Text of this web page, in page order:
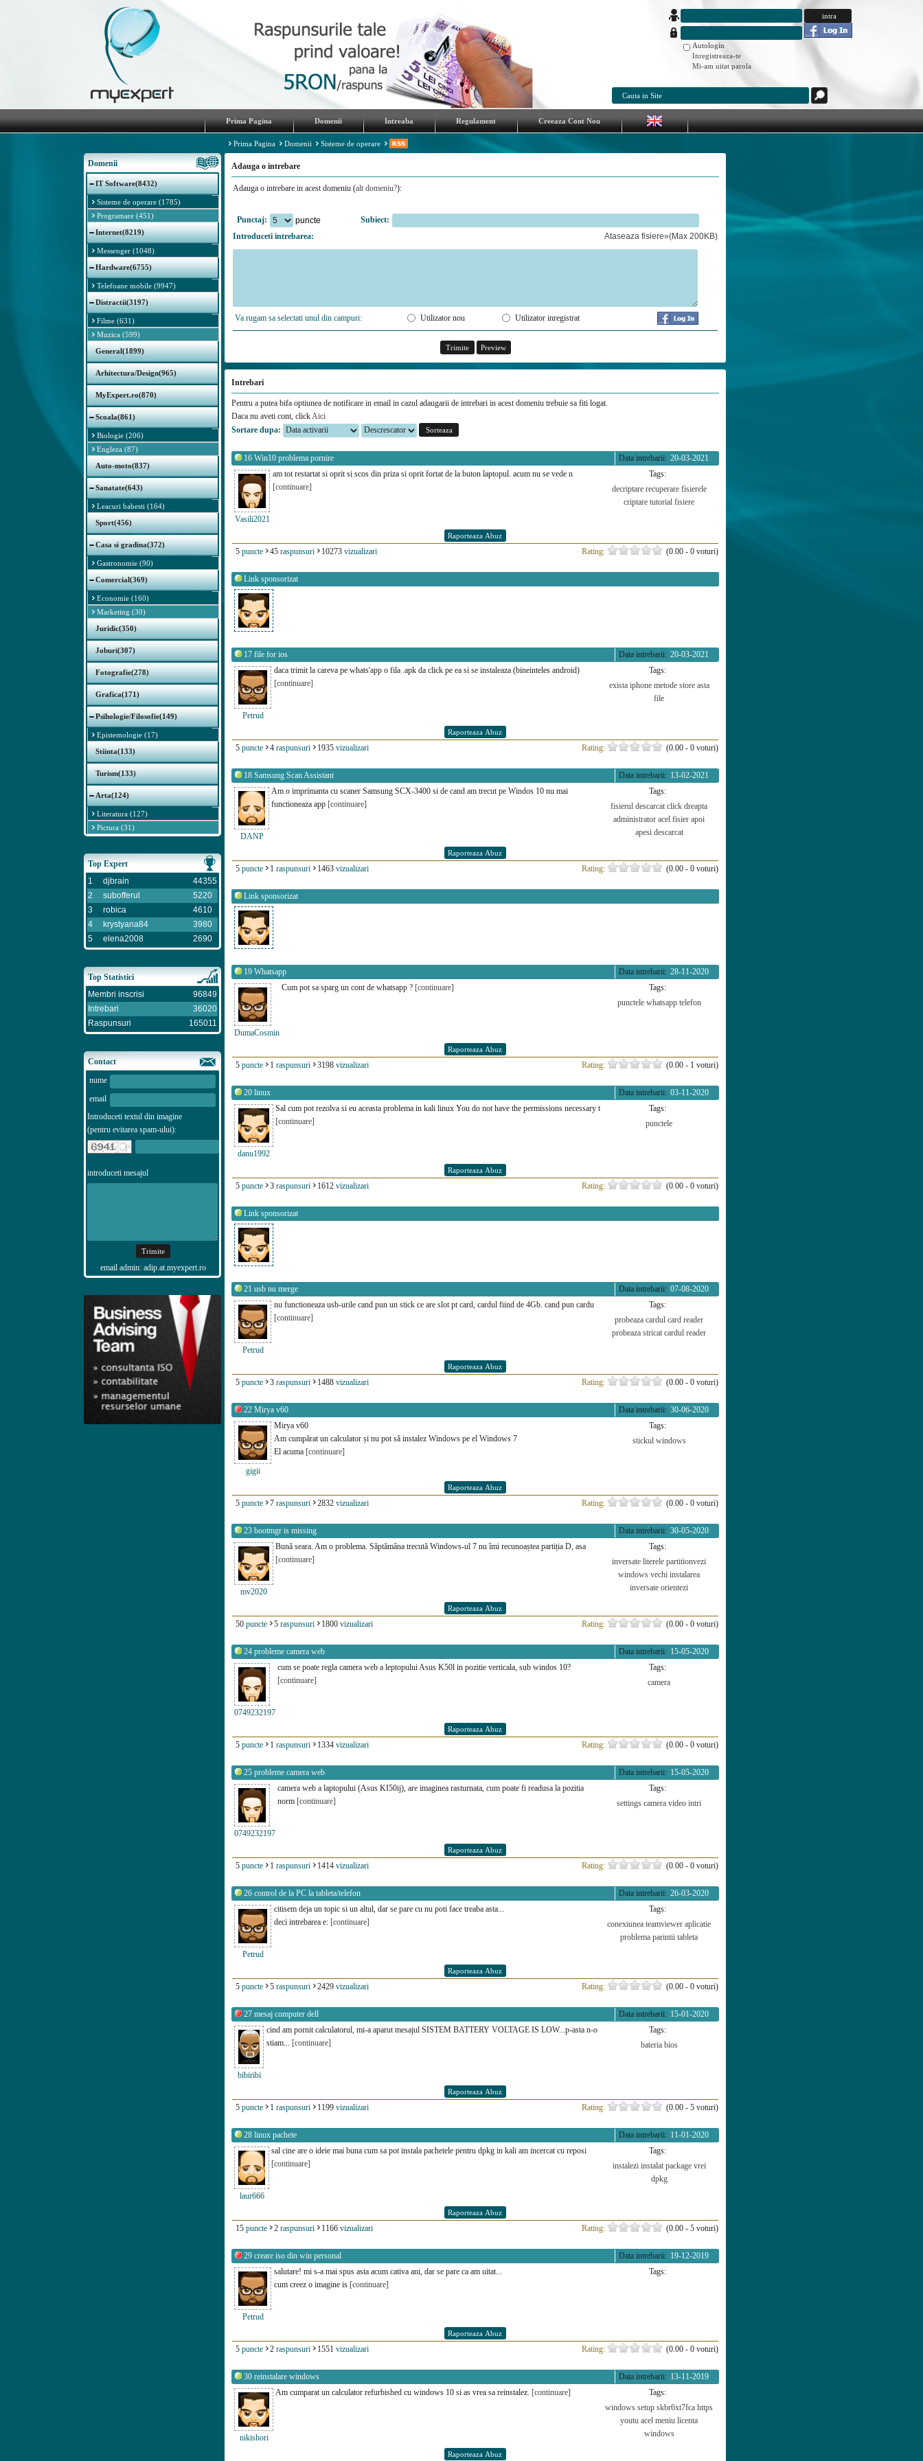
Autologin
Inregistreaza-te
Mi-am uitat parola
Prima Pagina Domenii Intreaba Regulament Creeaza Cont Nou
Domenii
IT Software(8432)
Sisteme de operare (1785)
Programare (451)
Internet(8219)
Messenger (1048)
Hardware(6755)
Telefoane mobile (9947)
Distractii(3197)
Filme (631)
Muzica (599)
General(1899)
Arhitectura/Design(965)
MyExpert.ro(870)
Scoala(861)
Biologie (206)
Engleza (87)
Auto-moto(837)
Sanatate(643)
Leacuri babesti (164)
Sport(456)
Casa si gradina(372)
Gastronomie (90)
Comercial(369)
Economie (160)
Marketing (30)
Juridic(350)
Joburi(307)
Fotografie(278)
Grafica(171)
Psihologie/Filosofie(149)
Epistemologie (17)
Stiinta(133)
Turism(133)
Arta(124)
Literatura (127)
Pictura (31)
Top Expert
1
djbrain
44355
2
subofferul
5220
3
robica
4610
4
krystyana84
3980
5
elena2008 2690
Top Statistici
Membri inscrisi
96849
Intrebari
36020
Raspunsuri
165011
Contact
nume
email
Introduceti textul din imagine
(pentru evitarea spam-ului):
introduceti mesajul
email admin: adip.at.myexpert.ro
Prima Pagina Domenii Sisteme de operare
Adauga o intrebare
Adauga o intrebare in acest domeniu (alt domeniu?):
Punctaj: puncte
Subiect:
Introduceti intrebarea:
Ataseaza fisiere»(Max 200KB)
Va rugam sa selectati unul din campuri: Utilizator nou Utilizator inregistrat
Intrebari
Pentru a putea bifa optiunea de notificare in email in cazul adaugarii de intrebari in acest domeniu trebuie sa fiti logat.
Daca nu aveti cont, clickAici
Sortare dupa:
16 Win10 problema pornire 20-03-2021
Data intrebarii:
Vasili2021
am tot restartat si oprit si scos din priza si oprit fortat de la buton laptopul. acum nu se vede n
[continuare]
Tags:
decriptare recuperare fisierele
criptare tutorial fisiere
5 puncte 45 raspunsuri 10273 vizualizari (0.00 - 0 voturi)
Rating:
Link sponsorizat
17 file for ios 20-03-2021
Data intrebarii:
Petrud
daca trimit la careva pe whats'app o fila .apk da click pe ea si se instaleaza (bineinteles android)
[continuare]
Tags:
exista iphone metode store asta
file
5 puncte 4 raspunsuri 1935 vizualizari (0.00 - 0 voturi)
Rating:
18 Samsung Scan Assistant 13-02-2021
Data intrebarii:
DANP
Am o imprimanta cu scaner Samsung SCX-3400 si de cand am trecut pe Windos 10 nu mai
functioneaza app [continuare]
Tags:
fisierul descarcat click dreapta
administrator acel fisier apoi
apesi descarcat
5 puncte 1 raspunsuri 1463 vizualizari (0.00 - 0 voturi)
Rating:
Link sponsorizat
19 Whatsapp 28-11-2020
Data intrebarii:
DumaCosmin
Cum pot sa sparg un cont de whatsapp ? [continuare]
Tags:
punctele whatsapp telefon
5 puncte 1 raspunsuri 3198 vizualizari (0.00 - 1 voturi)
Rating:
20 linux 03-11-2020
Data intrebarii:
danu1992
Sal cum pot rezolva si eu aceasta problema in kali linux You do not have the permissions necessary t
[continuare]
Tags:
punctele
5 puncte 3 raspunsuri 1612 vizualizari (0.00 - 0 voturi)
Rating:
Link sponsorizat
21 usb nu merge 07-08-2020
Data intrebarii:
Petrud
nu functioneaza usb-urile cand pun un stick ce are slot pt card, cardul fiind de 4Gb. cand pun cardu
[continuare]
Tags:
probeaza cardul card reader
probeaza stricat cardul reader
5 puncte 3 raspunsuri 1488 vizualizari (0.00 - 0 voturi)
Rating:
22 Mirya v60 30-06-2020
Data intrebarii:
gigii
Mirya v60
Am cumpărat un calculator și nu pot să instalez Windows pe el Windows 7
El acuma [continuare]
Tags:
stickul windows
5 puncte 7 raspunsuri 2832 vizualizari (0.00 - 0 voturi)
Rating:
23 bootmgr is missing 30-05-2020
Data intrebarii:
mv2020
Bună seara. Am o problema. Săptămâna trecută Windows-ul 7 nu îmi recunoaștea partiția D, asa
[continuare]
Tags:
inversate literele partitionvezi
windows vechi instalarea
inversate orientezi
50 puncte 5 raspunsuri 1800 vizualizari (0.00 - 0 voturi)
Rating:
24 probleme camera web 15-05-2020
Data intrebarii:
0749232197
cum se poate regla camera web a leptopului Asus K50l in pozitie verticala, sub windos 10?
[continuare]
Tags:
camera
5 puncte 1 raspunsuri 1334 vizualizari (0.00 - 0 voturi)
Rating:
25 probleme camera web 15-05-2020
Data intrebarii:
0749232197
camera web a laptopului (Asus KI50ij), are imaginea rasturnata, cum poate fi readusa la pozitia
norm [continuare]
Tags:
settings camera video intri
5 puncte 1 raspunsuri 1414 vizualizari (0.00 - 0 voturi)
Rating:
26 control de la PC la tableta/telefon 26-03-2020
Data intrebarii:
Petrud
citisem deja un topic si un altul, dar se pare cu nu poti face treaba asta...
deci intrebarea e: [continuare]
Tags:
conexiunea teamviewer aplicatie
problema parintii tableta
5 puncte 5 raspunsuri 2429 vizualizari (0.00 - 0 voturi)
Rating:
27 mesaj computer dell 15-01-2020
Data intrebarii:
bibiribi
cind am pornit calculatorul, mi-a aparut mesajul SISTEM BATTERY VOLTAGE IS LOW...p-asta n-o
stiam... [continuare]
Tags:
bateria bios
5 puncte 1 raspunsuri 1199 vizualizari (0.00 - 5 voturi)
Rating:
28 linux pachete 11-01-2020
Data intrebarii:
laur666
sal cine are o ideie mai buna cum sa pot instala pachetele pentru dpkg in kali am incercat cu reposi
[continuare]
Tags:
instalezi instalat package vrei
dpkg
15 puncte 2 raspunsuri 1166 vizualizari (0.00 - 5 voturi)
Rating:
29 creare iso din win personal 19-12-2019
Data intrebarii:
Petrud
salutare! mi s-a mai spus asta acum cativa ani, dar se pare ca am uitat...
cum creez o imagine is [continuare]
Tags:
5 puncte 2 raspunsuri 1551 vizualizari (0.00 - 0 voturi)
Rating:
30 reinstalare windows 13-11-2019
Data intrebarii:
nikishori
Am cumparat un calculator refurbished cu windows 10 si as vrea sa reinstalez. [continuare]
Tags:
windows setup skbr6xt7fca https
youtu acel meniu licenta
windows